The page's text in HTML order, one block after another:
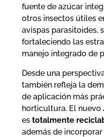
fuente de azúcar
otros insectos útiles
avispas parasitoides,
fortaleciendo las
manejo integrado de
Desde una
también refleja la
de aplicación más
horticultura. El
es totalmente
además de